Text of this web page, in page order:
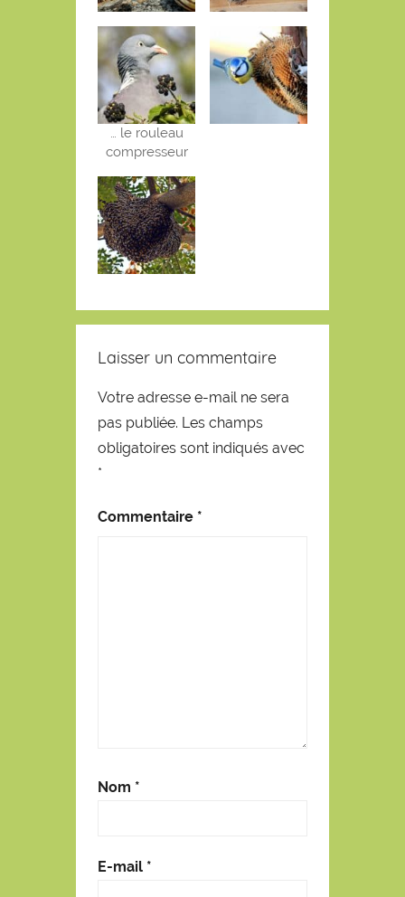
… le rouleau
compresseur
Laisser un commentaire
Votre adresse e-mail ne sera
pas publiée. Les champs
obligatoires sont indiqués avec
*
Commentaire *
Nom *
E-mail *